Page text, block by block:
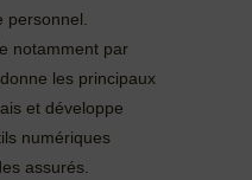
personnel.
notamment par
les principaux
et développe
numériques
assurés.